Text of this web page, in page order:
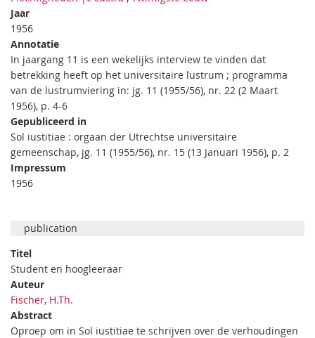
Jaar
1956
Annotatie
In jaargang 11 is een wekelijks interview te vinden dat
betrekking heeft op het universitaire lustrum ; programma
van de lustrumviering in: jg. 11 (1955/56), nr. 22 (2 Maart
1956), p. 4-6
Gepubliceerd in
Sol iustitiae : orgaan der Utrechtse universitaire
gemeenschap, jg. 11 (1955/56), nr. 15 (13 Januari 1956), p. 2
Impressum
1956
publication
Titel
Student en hoogleeraar
Auteur
Fischer, H.Th.
Abstract
Oproep om in Sol iustitiae te schrijven over de verhoudingen